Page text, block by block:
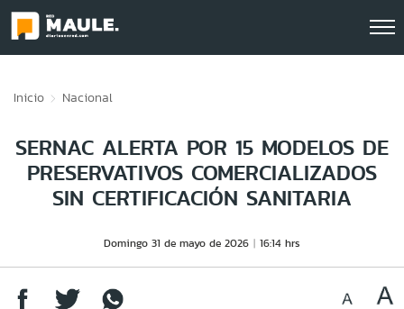
Inicio Nacional
SERNAC ALERTA POR 15 MODELOS DE
PRESERVATIVOS COMERCIALIZADOS
SIN CERTIFICACIÓN SANITARIA
Domingo 31 de mayo de 2026 16:14 hrs